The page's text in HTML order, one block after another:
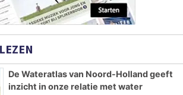
De Wateratlas van Noord-Holland geeft
inzicht in onze relatie met water